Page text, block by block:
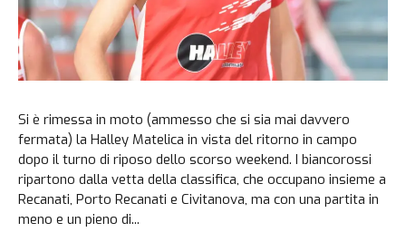
Si è rimessa in moto (ammesso che si sia mai davvero
fermata) la Halley Matelica in vista del ritorno in campo
dopo il turno di riposo dello scorso weekend. I biancorossi
ripartono dalla vetta della classifica, che occupano insieme a
Recanati, Porto Recanati e Civitanova, ma con una partita in
meno e un pieno di...